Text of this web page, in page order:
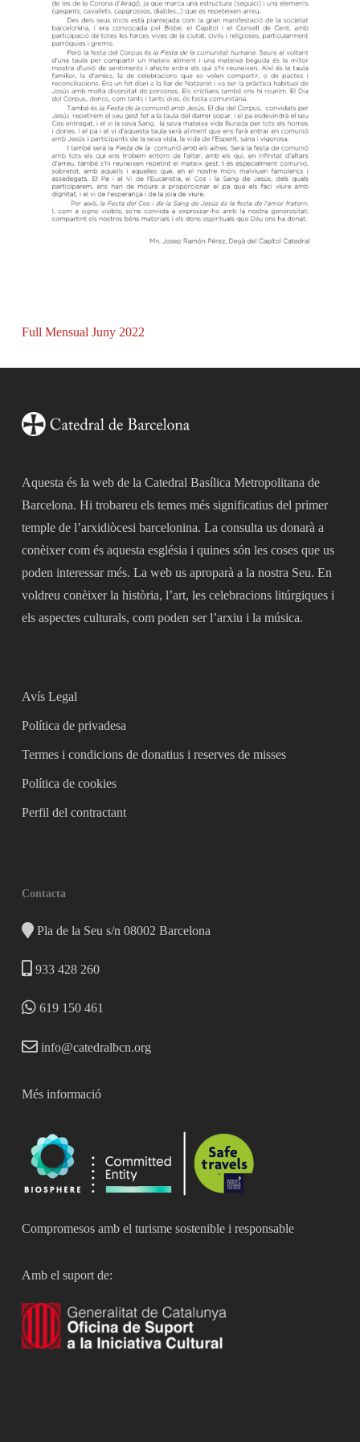
Full Mensual Juny 2022
Aquesta és la web de la Catedral Basílica Metropolitana de
Barcelona. Hi trobareu els temes més significatius del primer
temple de l’arxidiòcesi barcelonina. La consulta us donarà a
conèixer com és aquesta església i quines són les coses que us
poden interessar més. La web us aproparà a la nostra Seu. En
voldreu conèixer la història, l’art, les celebracions litúrgiques i
els aspectes culturals, com poden ser l’arxiu i la música.
Avís Legal
Política de privadesa
Termes i condicions de donatius i reserves de misses
Política de cookies
Perfil del contractant
Contacta
Pla de la Seu s/n 08002 Barcelona
933 428 260
619 150 461
info@catedralbcn.org
Més informació
Compromesos amb el turisme sostenible i responsable
Amb el suport de: